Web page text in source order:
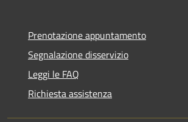
Prenotazione appuntamento
Segnalazione disservizio
Leggi le FAQ
Richiesta assistenza